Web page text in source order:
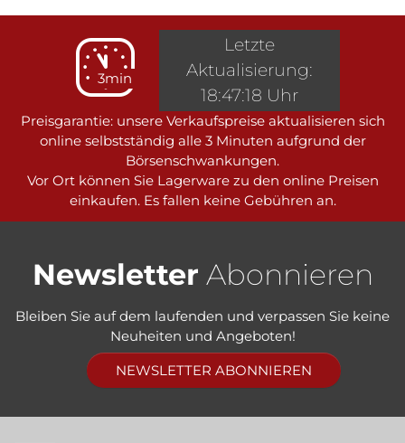
3min
Preisgarantie: unsere Verkaufspreise aktualisieren sich
online selbstständig alle 3 Minuten aufgrund der
Börsenschwankungen.
Vor Ort können Sie Lagerware zu den online Preisen
einkaufen. Es fallen keine Gebühren an.
Letzte
Aktualisierung:
18:47:18 Uhr
Newsletter Abonnieren
Bleiben Sie auf dem laufenden und verpassen Sie keine
Neuheiten und Angeboten!
NEWSLETTER ABONNIEREN